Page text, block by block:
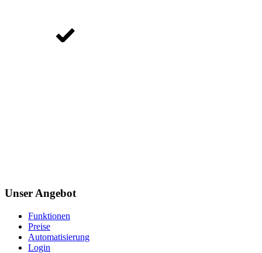
Unser Angebot
Funktionen
Preise
Automatisierung
Login